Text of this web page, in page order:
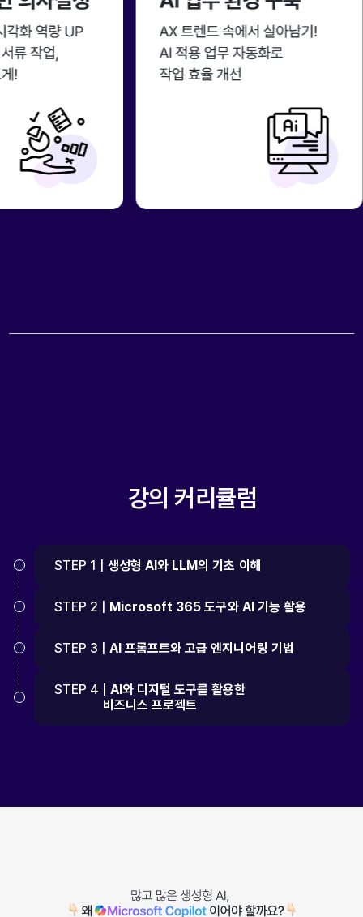
강의 커리큘럼
STEP 1 |생성형 AI와 LLM의 기초 이해
STEP 2 | Microsoft 365 도구와 AI 기능 활용
STEP 3 |AI 프롬프트와 고급 엔지니어링 기법
STEP 4 |AI와 디지털 도구를 활용한
비즈니스 프로젝트